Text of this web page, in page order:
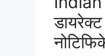
डायरेक्ट